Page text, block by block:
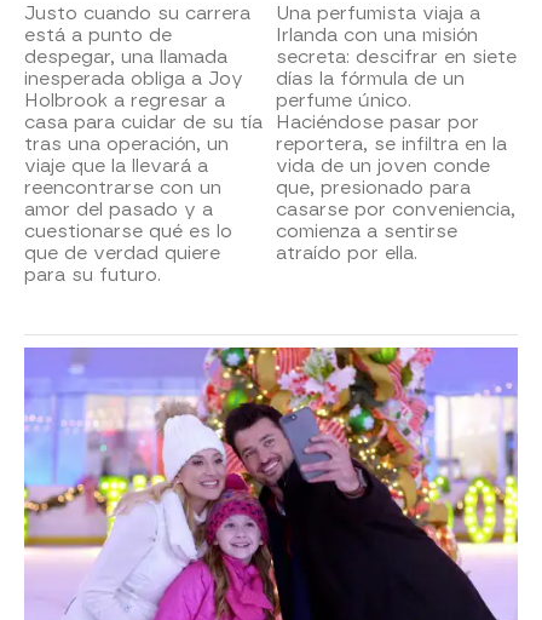
Justo cuando su carrera
está a punto de
despegar, una llamada
inesperada obliga a Joy
Holbrook a regresar a
casa para cuidar de su tía
tras una operación, un
viaje que la llevará a
reencontrarse con un
amor del pasado y a
cuestionarse qué es lo
que de verdad quiere
para su futuro.
Una perfumista viaja a
Irlanda con una misión
secreta: descifrar en siete
días la fórmula de un
perfume único.
Haciéndose pasar por
reportera, se infiltra en la
vida de un joven conde
que, presionado para
casarse por conveniencia,
comienza a sentirse
atraído por ella.